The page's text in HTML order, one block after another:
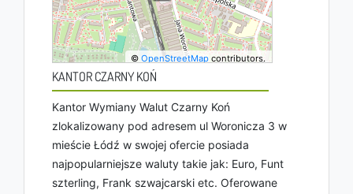
©OpenStreetMap contributors.
KANTOR CZARNY KOŃ
Kantor Wymiany Walut Czarny Koń
zlokalizowany pod adresem ul Woronicza 3 w
mieście Łódź w swojej ofercie posiada
najpopularniejsze waluty takie jak: Euro, Funt
szterling, Frank szwajcarski etc. Oferowane